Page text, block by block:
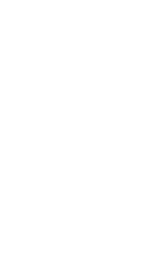
수수료를 제공받